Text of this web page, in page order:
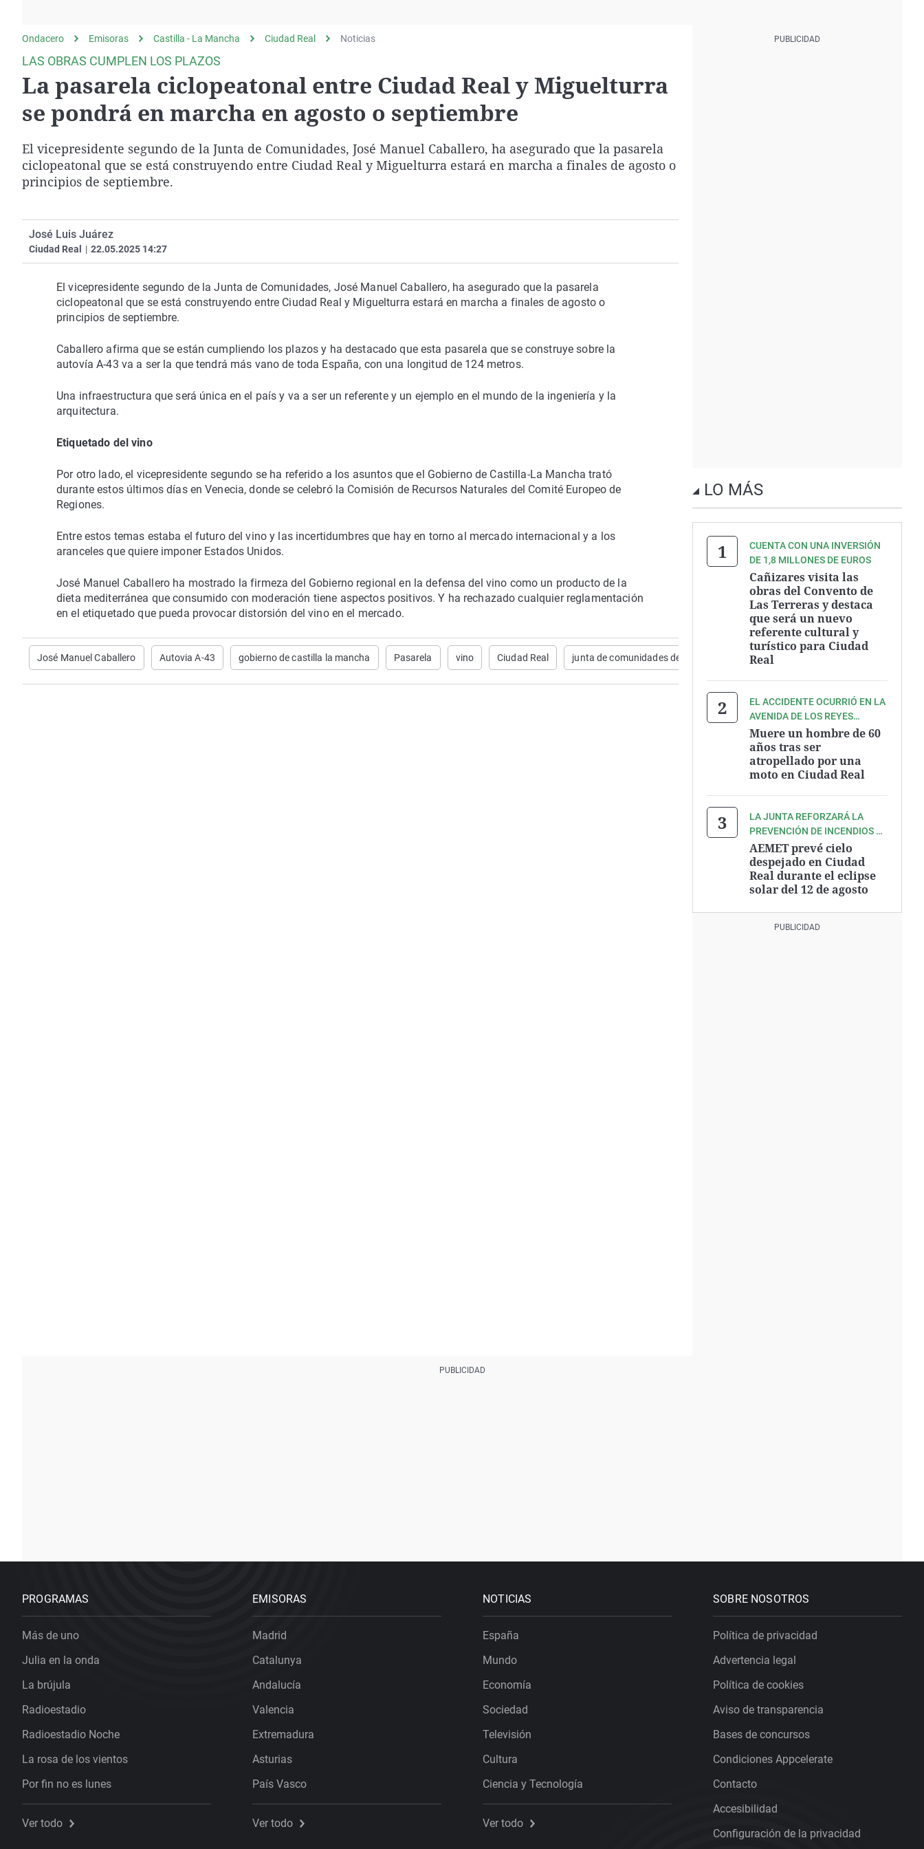
gato
Operación Viuda
Negra
Ondacero Emisoras Castilla - La Mancha Ciudad Real Noticias
LAS OBRAS CUMPLEN LOS PLAZOS
La pasarela ciclopeatonal entre Ciudad Real y Miguelturra
se pondrá en marcha en agosto o septiembre
El vicepresidente segundo de la Junta de Comunidades, José Manuel Caballero, ha asegurado que la pasarela
ciclopeatonal que se está construyendo entre Ciudad Real y Miguelturra estará en marcha a finales de agosto o
principios de septiembre.
José Luis Juárez
Ciudad Real | 22.05.2025 14:27
El vicepresidente segundo de la Junta de Comunidades, José Manuel Caballero, ha asegurado que la pasarela
ciclopeatonal que se está construyendo entre Ciudad Real y Miguelturra estará en marcha a finales de agosto o
principios de septiembre.
Caballero afirma que se están cumpliendo los plazos y ha destacado que esta pasarela que se construye sobre la
autovía A-43 va a ser la que tendrá más vano de toda España, con una longitud de 124 metros.
Una infraestructura que será única en el país y va a ser un referente y un ejemplo en el mundo de la ingeniería y la
arquitectura.
Etiquetado del vino
Por otro lado, el vicepresidente segundo se ha referido a los asuntos que el Gobierno de Castilla-La Mancha trató
durante estos últimos días en Venecia, donde se celebró la Comisión de Recursos Naturales del Comité Europeo de
Regiones.
Entre estos temas estaba el futuro del vino y las incertidumbres que hay en torno al mercado internacional y a los
aranceles que quiere imponer Estados Unidos.
José Manuel Caballero ha mostrado la firmeza del Gobierno regional en la defensa del vino como un producto de la
dieta mediterránea que consumido con moderación tiene aspectos positivos. Y ha rechazado cualquier reglamentación
en el etiquetado que pueda provocar distorsión del vino en el mercado.
José Manuel Caballero Autovia A-43 gobierno de castilla la mancha Pasarela vino Ciudad Real junta de comunidades de Castilla La Mancha
LO MÁS
CUENTA CON UNA INVERSIÓN
DE 1,8 MILLONES DE EUROS
Cañizares visita las
obras del Convento de
Las Terreras y destaca
que será un nuevo
referente cultural y
turístico para Ciudad
Real
EL ACCIDENTE OCURRIÓ EN LA
AVENIDA DE LOS REYES
CATÓLICOS
Muere un hombre de 60
años tras ser
atropellado por una
moto en Ciudad Real
LA JUNTA REFORZARÁ LA
PREVENCIÓN DE INCENDIOS EL
DÍA DEL ECLIPSE
AEMET prevé cielo
despejado en Ciudad
Real durante el eclipse
solar del 12 de agosto
PROGRAMAS
Más de uno
Julia en la onda
La brújula
Radioestadio
Radioestadio Noche
La rosa de los vientos
Por fin no es lunes
Ver todo
EMISORAS
Madrid
Catalunya
Andalucía
Valencia
Extremadura
Asturias
País Vasco
Ver todo
NOTICIAS
España
Mundo
Economía
Sociedad
Televisión
Cultura
Ciencia y Tecnología
Ver todo
SOBRE NOSOTROS
Política de privacidad
Advertencia legal
Política de cookies
Aviso de transparencia
Bases de concursos
Condiciones Appcelerate
Contacto
Accesibilidad
Configuración de la privacidad